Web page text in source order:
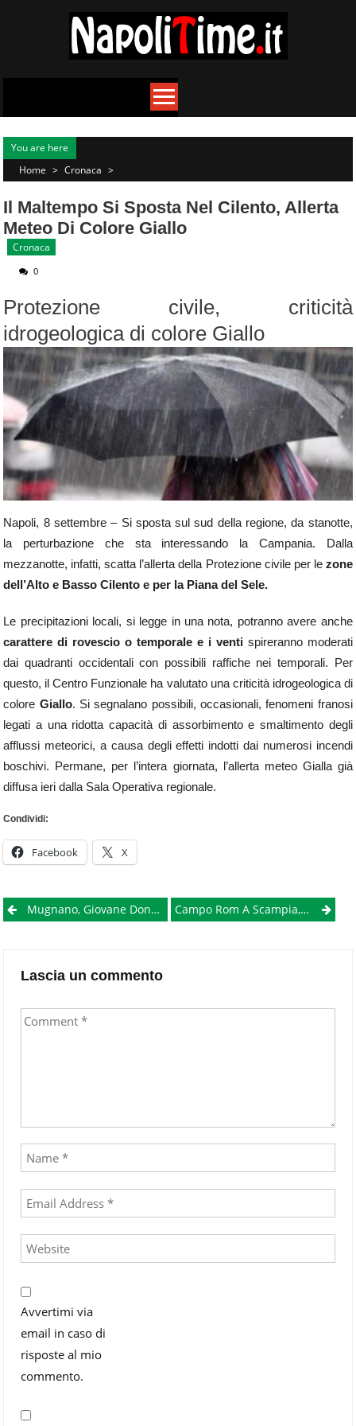
You are here
Home > Cronaca >
Il Maltempo Si Sposta Nel Cilento, Allerta
Meteo Di Colore Giallo
Cronaca
0
Protezione civile, criticità
idrogeologica di colore Giallo
Napoli, 8 settembre – Si sposta sul sud della regione, da stanotte,
la perturbazione che sta interessando la Campania. Dalla
mezzanotte, infatti, scatta l’allerta della Protezione civile per le zone
dell’Alto e Basso Cilento e per la Piana del Sele.
Le precipitazioni locali, si legge in una nota, potranno avere anche
carattere di rovescio o temporale e i ventispireranno moderati
dai quadranti occidentali con possibili raffiche nei temporali. Per
questo, il Centro Funzionale ha valutato una criticità idrogeologica di
colore Giallo. Si segnalano possibili, occasionali, fenomeni franosi
legati a una ridotta capacità di assorbimento e smaltimento degli
afflussi meteorici, a causa degli effetti indotti dai numerosi incendi
boschivi. Permane, per l’intera giornata, l’allerta meteo Gialla già
diffusa ieri dalla Sala Operativa regionale.
Condividi:
Facebook X
PostMugnano, Giovane Donna Muore Trascinata Dall’auto Dopo Una Lite Con L’ex Campo Rom A Scampia, Gaeta: “basta Agitare Le Piazze, La Situazione Dei Rom È Sotto Controllo”
Lascia un commento
Avvertimi via
email in caso di
risposte al mio
commento.